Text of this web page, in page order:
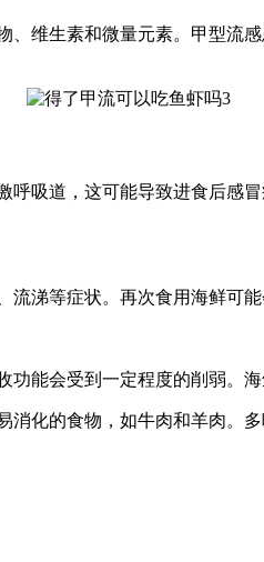
维生素和微量元素。甲型流
吸道，这可能导致进食后感
涕等症状。再次食用海鲜可
能会受到一定程度的削弱。
化的食物，如牛肉和羊肉。